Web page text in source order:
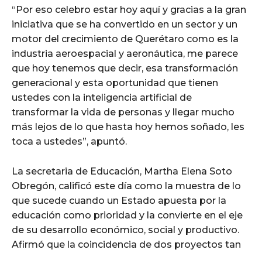
“Por eso celebro estar hoy aquí y gracias a la gran
iniciativa que se ha convertido en un sector y un
motor del crecimiento de Querétaro como es la
industria aeroespacial y aeronáutica, me parece
que hoy tenemos que decir, esa transformación
generacional y esta oportunidad que tienen
ustedes con la inteligencia artificial de
transformar la vida de personas y llegar mucho
más lejos de lo que hasta hoy hemos soñado, les
toca a ustedes”, apuntó.
La secretaria de Educación, Martha Elena Soto
Obregón, calificó este día como la muestra de lo
que sucede cuando un Estado apuesta por la
educación como prioridad y la convierte en el eje
de su desarrollo económico, social y productivo.
Afirmó que la coincidencia de dos proyectos tan